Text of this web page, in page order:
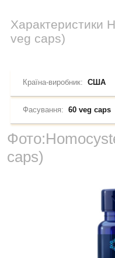
Характеристики
veg caps)
Країна-виробник: США
Фасування: 60 veg caps
Фото:
caps)